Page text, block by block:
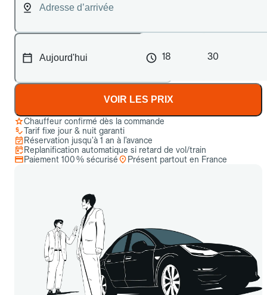
18 30
VOIR LES PRIX
Chauffeur confirmé dès la commande
Tarif fixe jour & nuit garanti
Réservation jusqu’à 1 an à l’avance
Replanification automatique si retard de vol/train
Paiement 100 % sécurisé
Présent partout en France